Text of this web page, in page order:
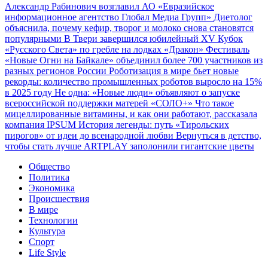
Александр Рабинович возглавил АО «Евразийское
информационное агентство Глобал Медиа Групп» Диетолог
объяснила, почему кефир, творог и молоко снова становятся
популярными В Твери завершился юбилейный XV Кубок
«Русского Света» по гребле на лодках «Дракон» Фестиваль
«Новые Огни на Байкале» объединил более 700 участников из
разных регионов России Роботизация в мире бьет новые
рекорды: количество промышленных роботов выросло на 15%
в 2025 году Не одна: «Новые люди» объявляют о запуске
всероссийской поддержки матерей «СОЛО+» Что такое
мицеллированные витамины, и как они работают, рассказала
компания IPSUM История легенды: путь «Тирольских
пирогов» от идеи до всенародной любви Вернуться в детство,
чтобы стать лучше ARTPLAY заполонили гигантские цветы
Общество
Политика
Экономика
Происшествия
В мире
Технологии
Культура
Спорт
Life Style